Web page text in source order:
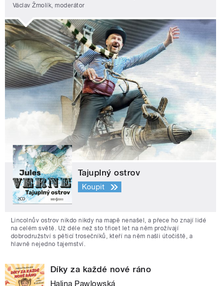
Václav Žmolík, moderátor
Tajuplný ostrov
Koupit
Lincolnův ostrov nikdo nikdy na mapě nenašel, a přece ho znají lidé
na celém světě. Už déle než sto třicet let na něm prožívají
dobrodružství s pěticí trosečníků, kteří na něm našli útočiště, a
hlavně nejedno tajemství.
Díky za každé nové ráno
Halina Pawlowská